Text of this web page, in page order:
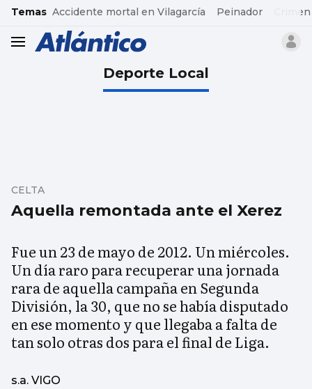
common.go-to-content
Temas Accidente mortal en Vilagarcía Peinador
header.menu.open
Deporte Local
Aquella remontada ante el Xerez
CELTA
Fue un 23 de mayo de 2012. Un miércoles.
Un día raro para recuperar una jornada
rara de aquella campaña en Segunda
División, la 30, que no se había disputado
en ese momento y que llegaba a falta de
tan solo otras dos para el final de Liga.
s.a. VIGO